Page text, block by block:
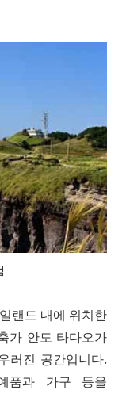
랜드 내에 위치한
가 안도 타다오가
러진 공간입니다.
품과 가구 등을